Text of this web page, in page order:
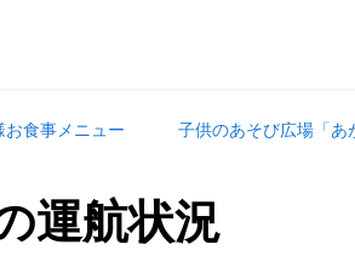
お食事メニュー 子供のあそび広場「あ
運航状況